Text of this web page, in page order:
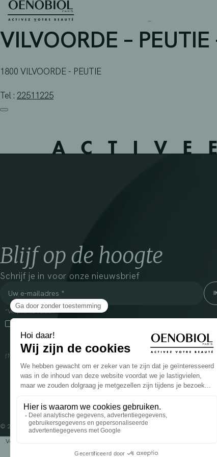
SkipAPOTHEEK PEUTIE –
VILVOORDE –
1800 VILVOORDE - PEUTIE
Tel : 22511225
Blijf op de hoogte
Schrijf je in voor onze nieuwsbrief
*Verplichte velden
Door dit vakje aan te vinken, ga ik ermee akkoord dat Cooper(1) de
om mij commerciële informatie te sturen over zijn producten en
over het beheer van uw gegevens en uw rechten, klikhier
(1) Coopération pharmaceutique Française, RCS Melun 399 227 636
© 2024 OENOBIOL PARIS
Voedingssupplement dat moet worden geconsumeerd als onderdeel